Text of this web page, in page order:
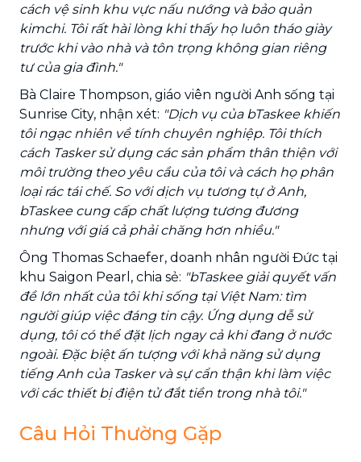
cách vệ sinh khu vực nấu nướng và bảo quản
kimchi. Tôi rất hài lòng khi thấy họ luôn tháo giày
trước khi vào nhà và tôn trọng không gian riêng
tư của gia đình."
Bà Claire Thompson, giáo viên người Anh sống tại
Sunrise City, nhận xét: "Dịch vụ của bTaskee khiến
tôi ngạc nhiên về tính chuyên nghiệp. Tôi thích
cách Tasker sử dụng các sản phẩm thân thiện với
môi trường theo yêu cầu của tôi và cách họ phân
loại rác tái chế. So với dịch vụ tương tự ở Anh,
bTaskee cung cấp chất lượng tương đương
nhưng với giá cả phải chăng hơn nhiều."
Ông Thomas Schaefer, doanh nhân người Đức tại
khu Saigon Pearl, chia sẻ: "bTaskee giải quyết vấn
đề lớn nhất của tôi khi sống tại Việt Nam: tìm
người giúp việc đáng tin cậy. Ứng dụng dễ sử
dụng, tôi có thể đặt lịch ngay cả khi đang ở nước
ngoài. Đặc biệt ấn tượng với khả năng sử dụng
tiếng Anh của Tasker và sự cẩn thận khi làm việc
với các thiết bị điện tử đắt tiền trong nhà tôi."
Câu Hỏi Thường Gặp